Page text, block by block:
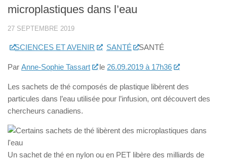
microplastiques dans l’eau
27 SEPTEMBRE 2019
SCIENCES ET AVENIR SANTÉ SANTÉ
Par Anne-Sophie Tassart le26.09.2019 à 17h36
Les sachets de thé composés de plastique libèrent des
particules dans l’eau utilisée pour l’infusion, ont découvert des
chercheurs canadiens.
Un sachet de thé en nylon ou en PET libère des milliards de